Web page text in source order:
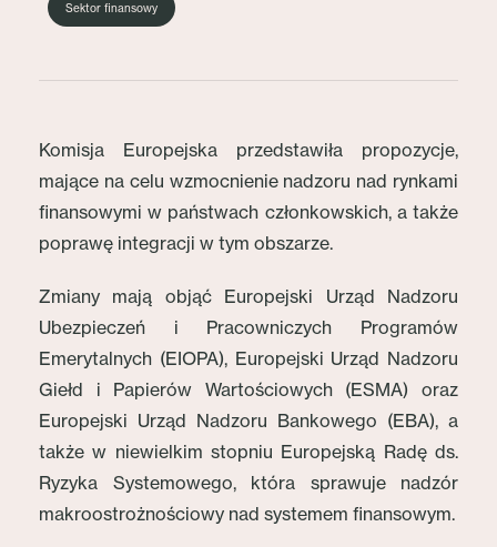
Sektor finansowy
Komisja Europejska przedstawiła propozycje,
mające na celu wzmocnienie nadzoru nad rynkami
finansowymi w państwach członkowskich, a także
poprawę integracji w tym obszarze.
Zmiany mają objąć Europejski Urząd Nadzoru
Ubezpieczeń i Pracowniczych Programów
Emerytalnych (EIOPA), Europejski Urząd Nadzoru
Giełd i Papierów Wartościowych (ESMA) oraz
Europejski Urząd Nadzoru Bankowego (EBA), a
także w niewielkim stopniu Europejską Radę ds.
Ryzyka Systemowego, która sprawuje nadzór
makroostrożnościowy nad systemem finansowym.